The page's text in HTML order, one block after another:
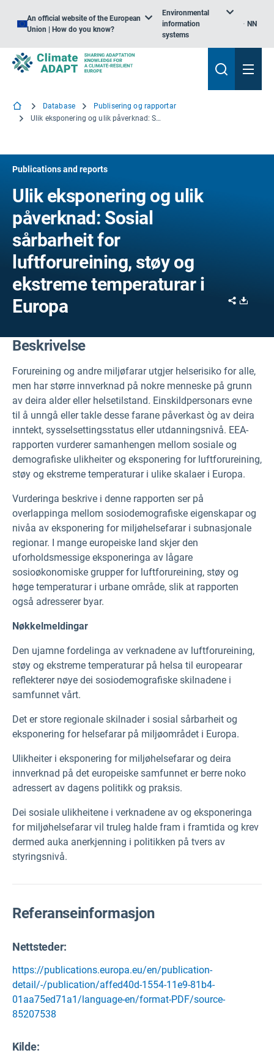
An official website of the European
Union | How do you know?
Environmental
information
systems
NN
Database
Publisering og rapportar
Ulik eksponering og ulik påverknad: Sosial sårbarheit for luftforureining, støy og ekstreme temperaturar i Europa
Publications and reports
Ulik eksponering og ulik
påverknad: Sosial
sårbarheit for
luftforureining, støy og
ekstreme temperaturar i
Europa
Share
Beskrivelse
Forureining og andre miljøfarar utgjer helserisiko for alle,
men har større innverknad på nokre menneske på grunn
av deira alder eller helsetilstand. Einskildpersonars evne
til å unngå eller takle desse farane påverkast òg av deira
inntekt, sysselsettingsstatus eller utdanningsnivå. EEA-
rapporten vurderer samanhengen mellom sosiale og
demografiske ulikheiter og eksponering for luftforureining,
støy og ekstreme temperaturar i ulike skalaer i Europa.
Vurderinga beskrive i denne rapporten ser på
overlappinga mellom sosiodemografiske eigenskapar og
nivåa av eksponering for miljøhelsefarar i subnasjonale
regionar. I mange europeiske land skjer den
uforholdsmessige eksponeringa av lågare
sosioøkonomiske grupper for luftforureining, støy og
høge temperaturar i urbane område, slik at rapporten
også adresserer byar.
Nøkkelmeldingar
Den ujamne fordelinga av verknadene av luftforureining,
støy og ekstreme temperaturar på helsa til europearar
reflekterer nøye dei sosiodemografiske skilnadene i
samfunnet vårt.
Det er store regionale skilnader i sosial sårbarheit og
eksponering for helsefarar på miljøområdet i Europa.
Ulikheiter i eksponering for miljøhelsefarar og deira
innverknad på det europeiske samfunnet er berre noko
adressert av dagens politikk og praksis.
Dei sosiale ulikheitene i verknadene av og eksponeringa
for miljøhelsefarar vil truleg halde fram i framtida og krev
dermed auka anerkjenning i politikken på tvers av
styringsnivå.
Referanseinformasjon
Nettsteder:
https://publications.europa.eu/en/publication-
detail/-/publication/affed40d-1554-11e9-81b4-
01aa75ed71a1/language-en/format-PDF/source-
85207538
Kilde: